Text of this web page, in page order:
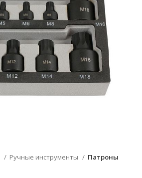
Ручные инструменты Патроны